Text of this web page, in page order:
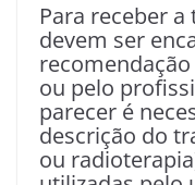
Para receber
devem ser
ou pelo
parecer é
descrição do
ou